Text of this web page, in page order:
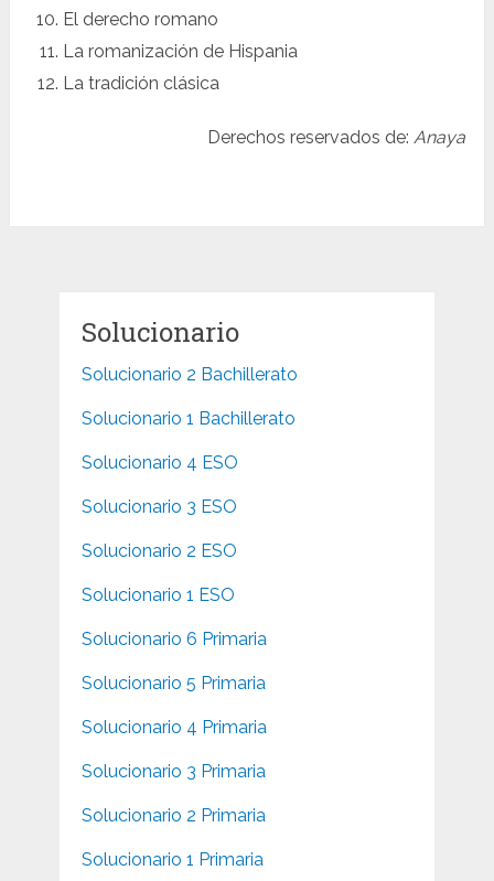
El derecho romano
La romanización de Hispania
La tradición clásica
Derechos reservados de: Anaya
Solucionario
Solucionario 2 Bachillerato
Solucionario 1 Bachillerato
Solucionario 4 ESO
Solucionario 3 ESO
Solucionario 2 ESO
Solucionario 1 ESO
Solucionario 6 Primaria
Solucionario 5 Primaria
Solucionario 4 Primaria
Solucionario 3 Primaria
Solucionario 2 Primaria
Solucionario 1 Primaria